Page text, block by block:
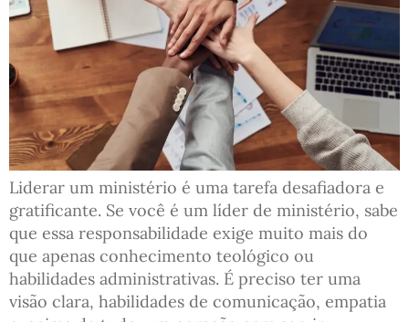
Liderar um ministério é uma tarefa desafiadora e
gratificante. Se você é um líder de ministério, sabe
que essa responsabilidade exige muito mais do
que apenas conhecimento teológico ou
habilidades administrativas. É preciso ter uma
visão clara, habilidades de comunicação, empatia